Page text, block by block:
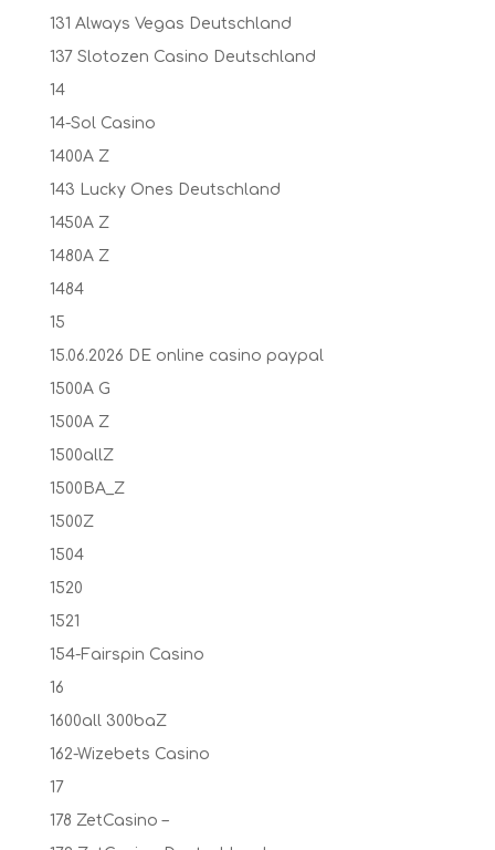
131 Always Vegas Deutschland
137 Slotozen Casino Deutschland
14
14-Sol Casino
1400A Z
143 Lucky Ones Deutschland
1450A Z
1480A Z
1484
15
15.06.2026 DE online casino paypal
1500A G
1500A Z
1500allZ
1500BA_Z
1500Z
1504
1520
1521
154-Fairspin Casino
16
1600all 300baZ
162-Wizebets Casino
17
178 ZetCasino –